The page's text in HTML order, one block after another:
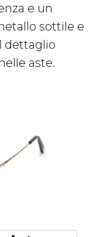
e un
sottile e
dettaglio
aste.